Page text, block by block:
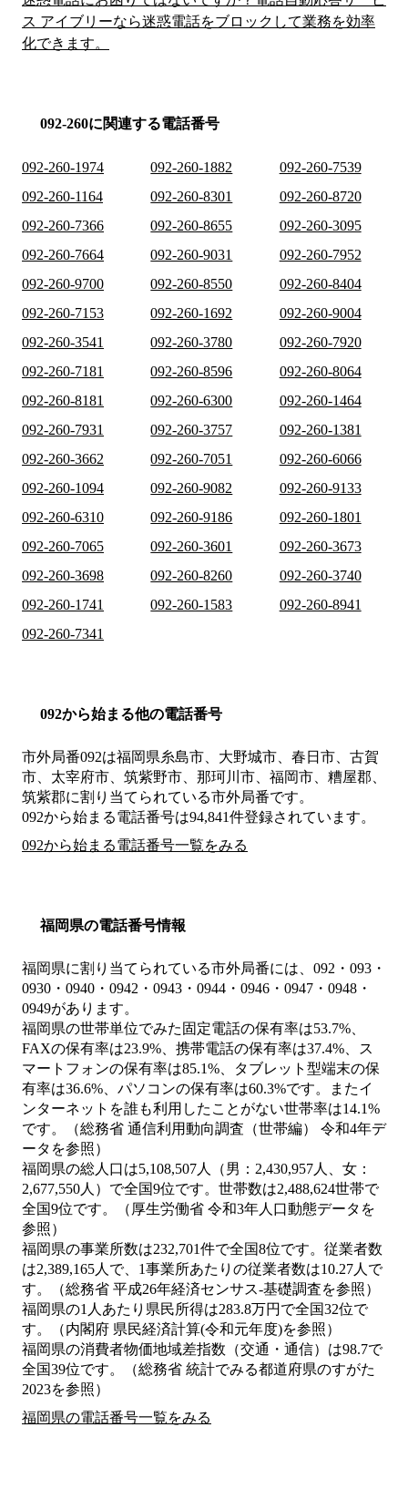
ス アイブリーなら迷惑電話をブロックして業務を効率
化できます。
092-260に関連する電話番号
092-260-1974 092-260-1882
092-260-7539
092-260-1164
092-260-8301
092-260-8720
092-260-7366
092-260-8655
092-260-3095
092-260-7664
092-260-9031
092-260-7952
092-260-9700
092-260-8550
092-260-8404
092-260-7153
092-260-1692
092-260-9004
092-260-3541
092-260-3780
092-260-7920
092-260-7181
092-260-8596
092-260-8064
092-260-8181
092-260-6300
092-260-1464
092-260-7931
092-260-3757
092-260-1381
092-260-3662
092-260-7051
092-260-6066
092-260-1094
092-260-9082
092-260-9133
092-260-6310
092-260-9186
092-260-1801
092-260-7065
092-260-3601
092-260-3673
092-260-3698
092-260-8260
092-260-3740
092-260-1741
092-260-1583
092-260-8941
092-260-7341
092から始まる他の電話番号
市外局番092は福岡県糸島市、大野城市、春日市、古賀
市、太宰府市、筑紫野市、那珂川市、福岡市、糟屋郡、
筑紫郡に割り当てられている市外局番です。
092から始まる電話番号は94,841件登録されています。
092から始まる電話番号一覧をみる
福岡県の電話番号情報
福岡県に割り当てられている市外局番には、092・093・
0930・0940・0942・0943・0944・0946・0947・0948・
0949があります。
福岡県の世帯単位でみた固定電話の保有率は53.7%、
FAXの保有率は23.9%、携帯電話の保有率は37.4%、ス
マートフォンの保有率は85.1%、タブレット型端末の保
有率は36.6%、パソコンの保有率は60.3%です。またイ
ンターネットを誰も利用したことがない世帯率は14.1%
です。（総務省 通信利用動向調査（世帯編） 令和4年デ
ータを参照）
福岡県の総人口は5,108,507人（男：2,430,957人、女：
2,677,550人）で全国9位です。世帯数は2,488,624世帯で
全国9位です。（厚生労働省 令和3年人口動態データを
参照）
福岡県の事業所数は232,701件で全国8位です。従業者数
は2,389,165人で、1事業所あたりの従業者数は10.27人で
す。（総務省 平成26年経済センサス‐基礎調査を参照）
福岡県の1人あたり県民所得は283.8万円で全国32位で
す。（内閣府 県民経済計算(令和元年度)を参照）
福岡県の消費者物価地域差指数（交通・通信）は98.7で
全国39位です。（総務省 統計でみる都道府県のすがた
2023を参照）
福岡県の電話番号一覧をみる